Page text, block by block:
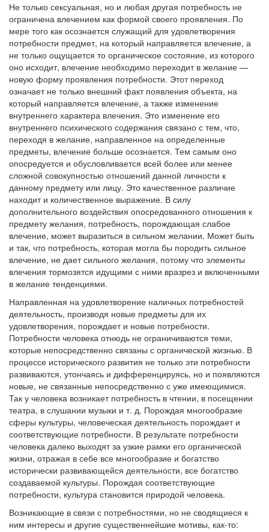
Не только сексуальная, но и любая другая потребность не
ограничена влечением как формой своего проявления. По
мере того как осознается служащий для удовлетворения
потребности предмет, на который направляется влечение, а
не только ощущается то органическое состояние, из которого
оно исходит, влечение необходимо переходит в желание —
новую форму проявления потребности. Этот переход
означает не только внешний факт появления объекта, на
который направляется влечение, а также изменение
внутреннего характера влечения. Это изменение его
внутреннего психического содержания связано с тем, что,
переходя в желание, направленное на определенные
предметы, влечение больше осознается. Тем самым оно
опосредуется и обусловливается всей более или менее
сложной совокупностью отношений данной личности к
данному предмету или лицу. Это качественное различие
находит и количественное выражение. В силу
дополнительного воздействия опосредованного отношения к
предмету желания, потребность, порождающая слабое
влечение, может выразиться в сильном желании. Может быть
и так, что потребность, которая могла бы породить сильное
влечение, не дает сильного желания, потому что элементы
влечения тормозятся идущими с ними вразрез и включенными
в желание тенденциями.
Направленная на удовлетворение наличных потребностей
деятельность, производя новые предметы для их
удовлетворения, порождает и новые потребности.
Потребности человека отнюдь не ограничиваются теми,
которые непосредственно связаны с органической жизнью. В
процессе исторического развития не только эти потребности
развиваются, утончаясь и дифференцируясь, но и появляются
новые, не связанные непосредственно с уже имеющимися.
Так у человека возникает потребность в чтении, в посещении
театра, в слушании музыки и т. д. Порождая многообразие
сферы культуры, человеческая деятельность порождает и
соответствующие потребности. В результате потребности
человека далеко выходят за узкие рамки его органической
жизни, отражая в себе все многообразие и богатство
исторически развивающейся деятельности, все богатство
создаваемой культуры. Порождая соответствующие
потребности, культура становится природой человека.
Возникающие в связи с потребностями, но не сводящиеся к
ним интересы и другие существеннейшие мотивы, как-то: